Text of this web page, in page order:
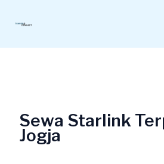
Sewa Starlink
Jogja